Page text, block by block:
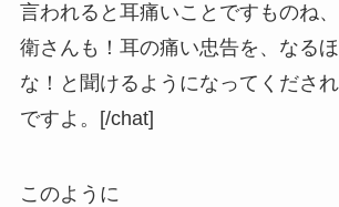
言われると耳痛いことですものね
衛さんも！耳の痛い忠告を、なる
な！と聞けるようになってくださ
ですよ。[/chat]
このように